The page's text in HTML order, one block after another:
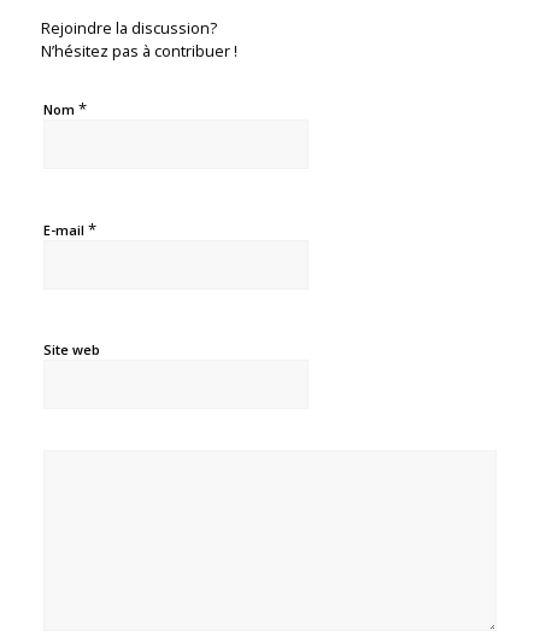
Rejoindre la discussion?
N’hésitez pas à contribuer !
Nom *
E-mail *
Site web